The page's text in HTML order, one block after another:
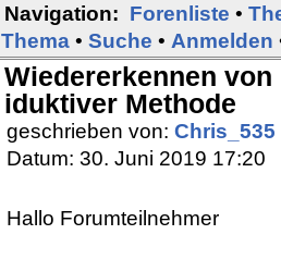
Navigation: Forenliste •
Thema • Suche • Anmelden
Wiedererkennen
iduktiver Methode
geschrieben von: Chris_535
Datum: 30. Juni 2019 17:20
Hallo Forumteilnehmer